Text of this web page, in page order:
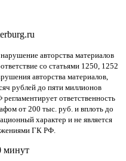
авторства материалов
со статьями 1250, 1252
авторства материалов,
рублей до пяти миллионов
ответственность
от 200 тыс. руб. и вплоть до
характер и не является
ГК РФ.
минут